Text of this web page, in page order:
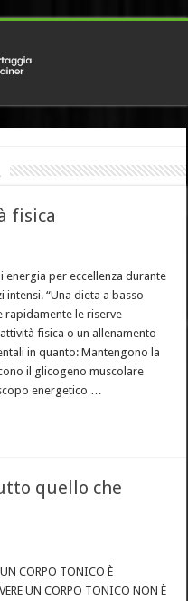
fisica
per eccellenza durante
“Una dieta a basso
le riserve
fisica o un allenamento
in quanto: Mantengono la
il glicogeno muscolare
energetico …
quello che
UN CORPO TONICO È
UN CORPO TONICO NON È